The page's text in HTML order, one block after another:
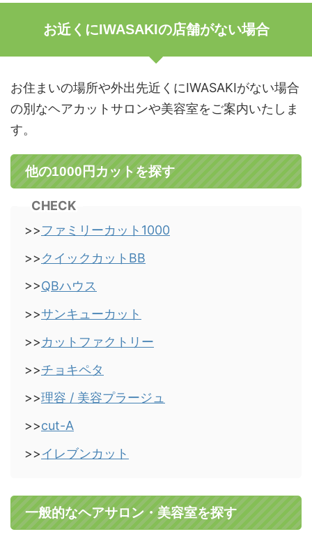
お近くにIWASAKIの店舗がない場合
お住まいの場所や外出先近くにIWASAKIがない場合
の別なヘアカットサロンや美容室をご案内いたしま
す。
他の1000円カットを探す
CHECK
>>ファミリーカット1000
>>クイックカットBB
>>QBハウス
>>サンキューカット
>>カットファクトリー
>>チョキペタ
>>理容 / 美容プラージュ
>>cut-A
>>イレブンカット
一般的なヘアサロン・美容室を探す